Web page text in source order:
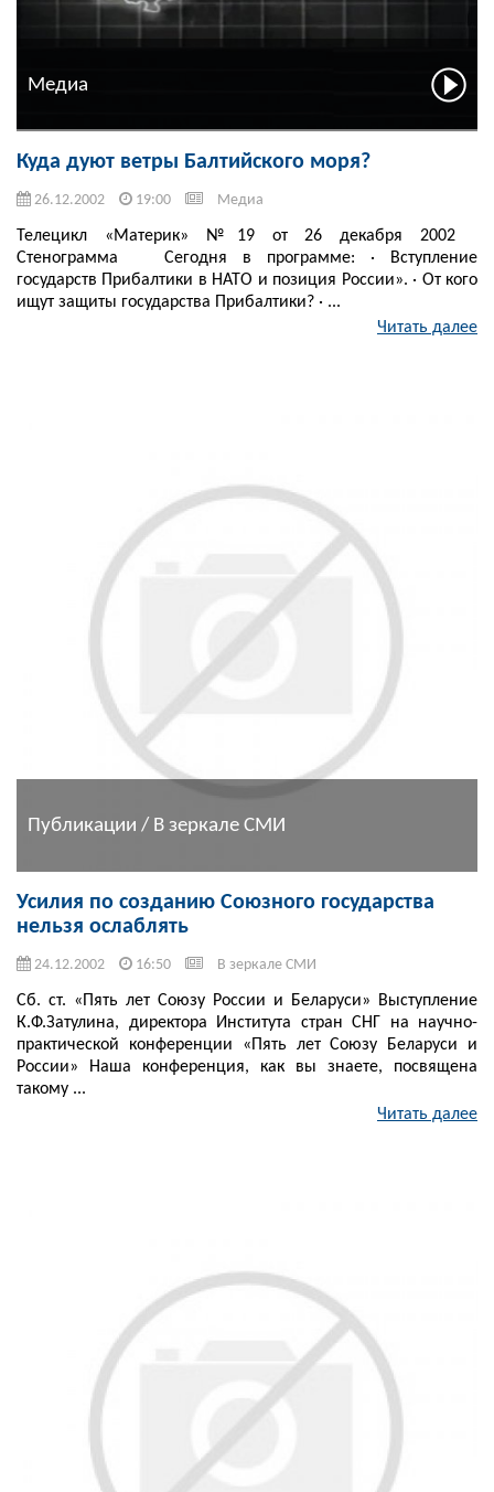
Медиа
Куда дуют ветры Балтийского моря?
26.12.2002 19:00 Медиа
Телецикл «Материк» №19 от 26 декабря 2002
Стенограмма Сегодня в программе: · Вступление
государств Прибалтики в НАТО и позиция России». · От кого
ищут защиты государства Прибалтики? · ...
Читать далее
Публикации / В зеркале СМИ
Усилия по созданию Союзного государства
нельзя ослаблять
24.12.2002 16:50 В зеркале СМИ
Сб. ст. «Пять лет Союзу России и Беларуси» Выступление
К.Ф.Затулина, директора Института стран СНГ на научно-
практической конференции «Пять лет Союзу Беларуси и
России» Наша конференция, как вы знаете, посвящена
такому ...
Читать далее